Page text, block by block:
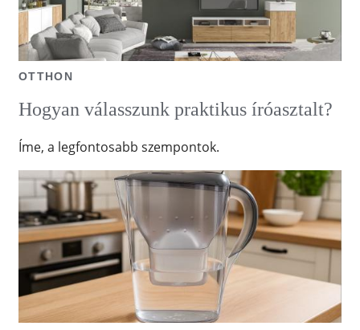
OTTHON
Hogyan válasszunk praktikus íróasztalt?
Íme, a legfontosabb szempontok.